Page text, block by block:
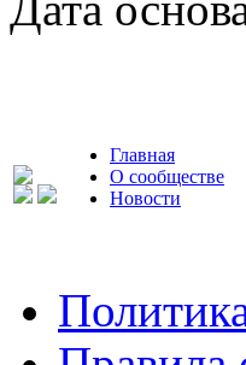
Главная
О сообществе
Новости